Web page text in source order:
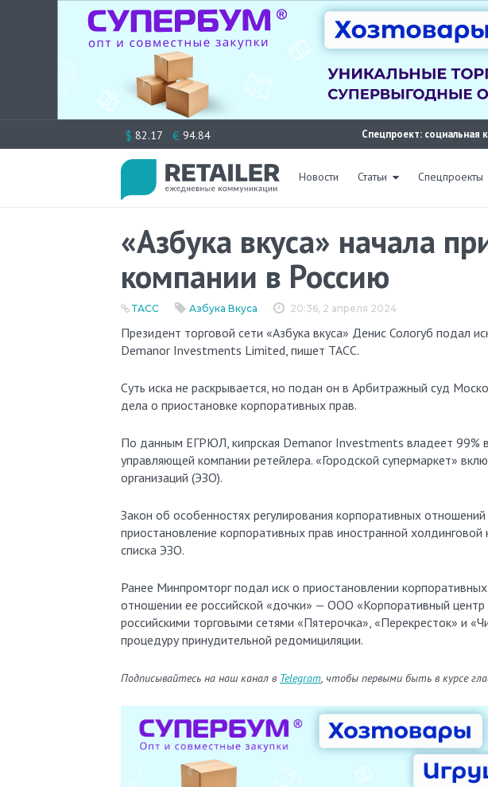
к
$ 82.17 € 94.84 Спецпроект: социальная
Новости Статьи Спецпроекты
«Азбука вкуса» начала
компании в Россию
20:36, 2 апреля 2024
ТАСС Азбука Вкуса
Президент торговой сети «Азбука вкуса» Денис Сологуб подал иск к иностранному владельцу — кипрской
Demanor Investments Limited, пишет ТАСС.
Суть иска не раскрывается, но подан он в Арбитражный суд
дела о приостановке корпоративных прав.
По данным ЕГРЮЛ, кипрская Demanor Investments владеет 99%
управляющей компании ретейлера. «Городской супермаркет»
организаций (ЭЗО).
Закон об особенностях регулирования корпоративных отношений
приостановление корпоративных прав иностранной
списка ЭЗО.
Ранее Минпромторг подал иск о приостановлении
отношении ее российской «дочки» — ООО «Корпоративный центр
российскими торговыми сетями «Пятерочка», «Перекресток» и
процедуру принудительной редомициляции.
Подписывайтесь на наш канал в Telegram, чтобы первыми быть в курсе